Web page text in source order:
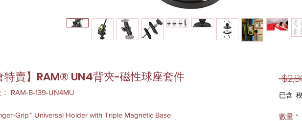
特賣】RAM® UN4背夾-磁性球座套件
RAM-B-139-UN4MU
Grip™ Universal Holder with Triple Magnetic Base
已含
數量 *